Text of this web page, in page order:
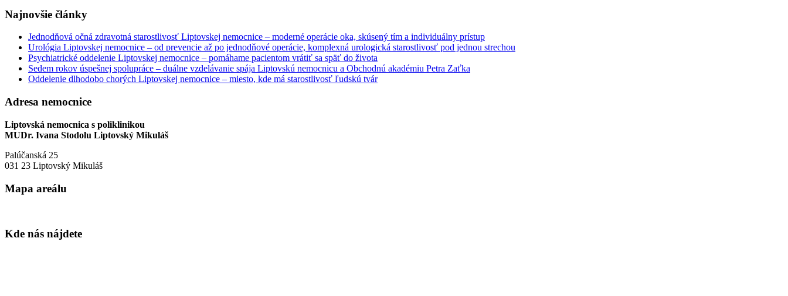
Najnovšie články
Jednodňová očná zdravotná starostlivosť Liptovskej nemocnice – moderné operácie oka, skúsený tím a individuálny prístup
Urológia Liptovskej nemocnice – od prevencie až po jednodňové operácie, komplexná urologická starostlivosť pod jednou strechou
Psychiatrické oddelenie Liptovskej nemocnice – pomáhame pacientom vrátiť sa späť do života
Sedem rokov úspešnej spolupráce – duálne vzdelávanie spája Liptovskú nemocnicu a Obchodnú akadémiu Petra Zaťka
Oddelenie dlhodobo chorých Liptovskej nemocnice – miesto, kde má starostlivosť ľudskú tvár
Adresa nemocnice
Liptovská nemocnica s poliklinikou
MUDr. Ivana Stodolu Liptovský Mikuláš
Palúčanská 25
031 23 Liptovský Mikuláš
Mapa areálu
Kde nás nájdete